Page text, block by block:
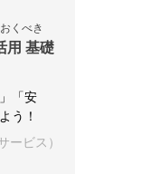
くべき
用 基礎
「安
う！
ービス）